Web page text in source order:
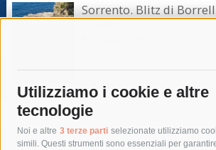
Utilizziamo i cookie e altre
tecnologie
Noi e altre 3 terze parti selezionate utilizziamo
simili. Questi strumenti sono essenziali per
Sorrento. Blitz di
– video –
Tag